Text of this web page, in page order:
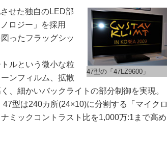
47型の「47LZ9600」
せた独自のLED部
ロジー」を採用
ったフラッグシッ
ルという微小な粒
ンフィルム、拡散
、細かいバックライトの部分制御を実現。
型は240カ所(24×10)に分割する「マイクロ
ミックコントラスト比を1,000万:1まで高め